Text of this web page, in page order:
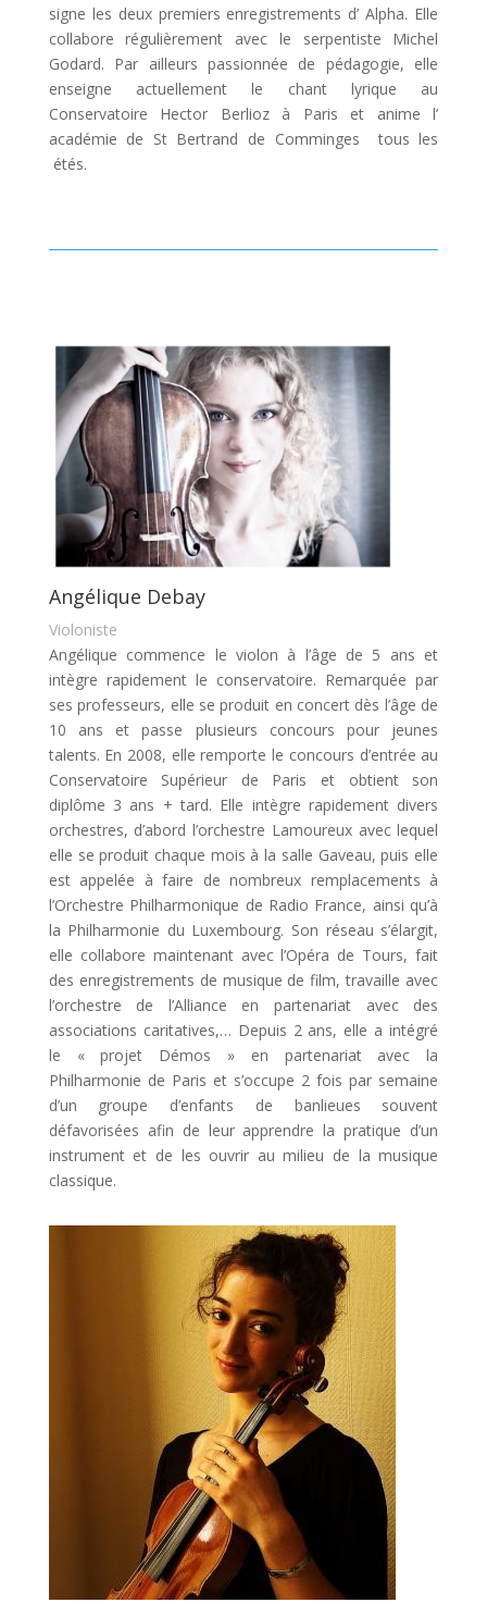
signe les deux premiers enregistrements d’ Alpha. Elle
collabore régulièrement avec le serpentiste Michel
Godard. Par ailleurs passionnée de pédagogie, elle
enseigne actuellement le chant lyrique au
Conservatoire Hector Berlioz à Paris et anime l’
académie de St Bertrand de Comminges tous les
étés.
Angélique Debay
Violoniste
Angélique commence le violon à l’âge de 5 ans et
intègre rapidement le conservatoire. Remarquée par
ses professeurs, elle se produit en concert dès l’âge de
10 ans et passe plusieurs concours pour jeunes
talents. En 2008, elle remporte le concours d’entrée au
Conservatoire Supérieur de Paris et obtient son
diplôme 3 ans + tard. Elle intègre rapidement divers
orchestres, d’abord l’orchestre Lamoureux avec lequel
elle se produit chaque mois à la salle Gaveau, puis elle
est appelée à faire de nombreux remplacements à
l’Orchestre Philharmonique de Radio France, ainsi qu’à
la Philharmonie du Luxembourg. Son réseau s’élargit,
elle collabore maintenant avec l’Opéra de Tours, fait
des enregistrements de musique de film, travaille avec
l’orchestre de l’Alliance en partenariat avec des
associations caritatives,… Depuis 2 ans, elle a intégré
le « projet Démos » en partenariat avec la
Philharmonie de Paris et s’occupe 2 fois par semaine
d’un groupe d’enfants de banlieues souvent
défavorisées afin de leur apprendre la pratique d’un
instrument et de les ouvrir au milieu de la musique
classique.